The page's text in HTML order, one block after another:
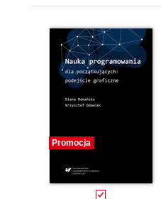
Promocja